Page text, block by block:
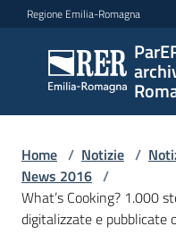
Vai al contenuto
Vai alla navigazione
Vai al footer
Regione Emilia-Romagna
ParER -
Polo
Romagna
Polo
Home / Notizie /
News 2016 /
What’s Cooking? 1.000
digitalizzate e pubblicate